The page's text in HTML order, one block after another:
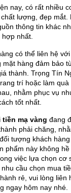
nay, có rất nhiều
lượng, đẹp mắt.
thông tin khác
nhất.
có thể liên hệ với
hàng đảm bảo
thành. Trọng Tín
trí hoặc làm
nhằm phục vụ
tốt nhất.
tiền mạ vàng đang
phải chăng,
tượng khách
phẩm này không
việc lựa chọn cơ
cầu chọn mua
rẻ, vui lòng liên
ngay hôm nay nhé.